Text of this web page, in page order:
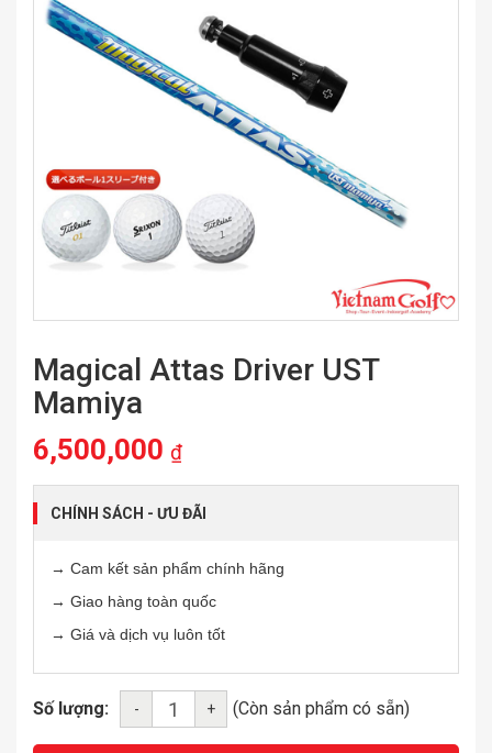
Magical Attas Driver UST
Mamiya
6,500,000 ₫
CHÍNH SÁCH - ƯU ĐÃI
→ Cam kết sản phẩm chính hãng
→ Giao hàng toàn quốc
→ Giá và dịch vụ luôn tốt
Số lượng: - + (Còn sản phẩm có sẵn)